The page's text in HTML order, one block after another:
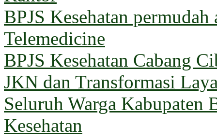
BPJS Kesehatan
Telemedicine
BPJS Kesehatan Cabang
JKN dan Transformasi
Seluruh Warga Kabupaten
Kesehatan